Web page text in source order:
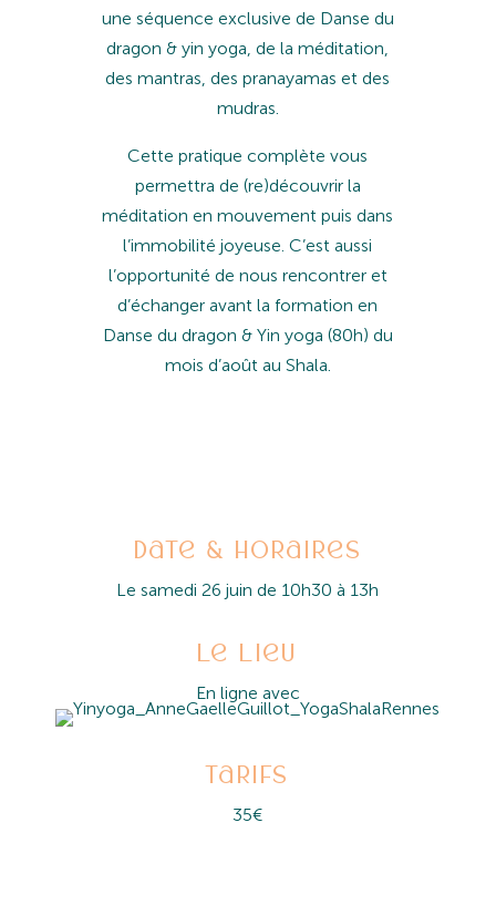
une séquence exclusive de Danse du
dragon & yin yoga, de la méditation,
des mantras, des pranayamas et des
mudras.
Cette pratique complète vous
permettra de (re)découvrir la
méditation en mouvement puis dans
l’immobilité joyeuse. C’est aussi
l’opportunité de nous rencontrer et
d’échanger avant la formation en
Danse du dragon & Yin yoga (80h) du
mois d’août au Shala.
Date & horaires
Le samedi 26 juin de 10h30 à 13h
le lieu
En ligne avec
tarifs
35€